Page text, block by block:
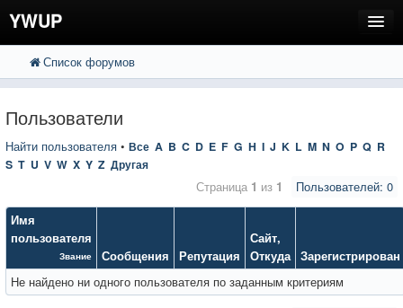
YWUP
FAQ
Вход
Список форумов
Пользователи
Найти пользователя • Все A B C D E F G H I J K L M N O P Q R
S T U V W X Y Z Другая
Пользователей: 0
Страница 1 из 1
Имя
пользователя
Звание Сообщения Репутация
Сайт,
Откуда Зарегистрирован
Не найдено ни одного пользователя по заданным критериям